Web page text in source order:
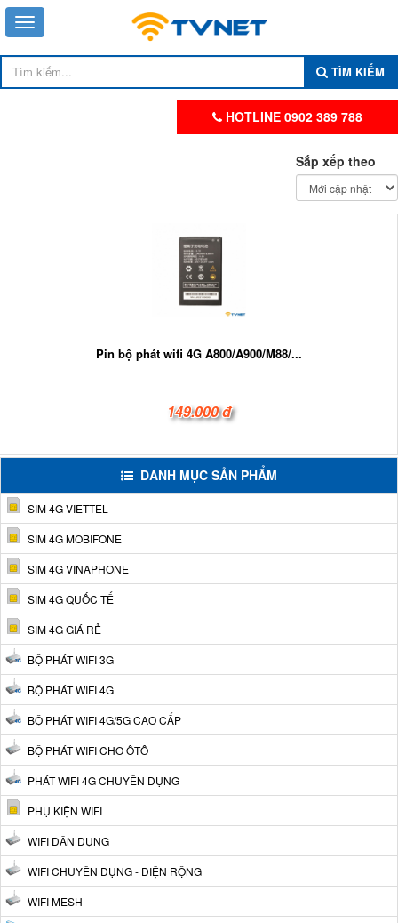
TÌM KIẾM
HOTLINE 0902 389 788
Sắp xếp theo
Pin bộ phát wifi 4G A800/A900/M88/...
149.000 đ
DANH MỤC SẢN PHẨM
SIM 4G VIETTEL
SIM 4G MOBIFONE
SIM 4G VINAPHONE
SIM 4G QUỐC TẾ
SIM 4G GIÁ RẺ
BỘ PHÁT WIFI 3G
BỘ PHÁT WIFI 4G
BỘ PHÁT WIFI 4G/5G CAO CẤP
BỘ PHÁT WIFI CHO ÔTÔ
PHÁT WIFI 4G CHUYÊN DỤNG
PHỤ KIỆN WIFI
WIFI DÂN DỤNG
WIFI CHUYÊN DỤNG - DIỆN RỘNG
WIFI MESH